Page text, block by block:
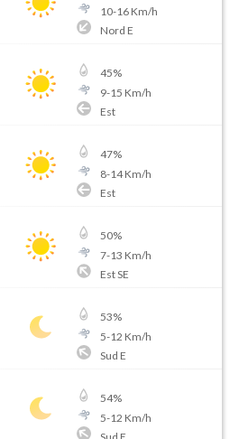
10-16Km/h
Nord E
45%
9-15 Km/h
Est
47%
8-14Km/h
Est
50%
7-13 Km/h
Est SE
53%
5-12 Km/h
Sud E
54%
5-12 Km/h